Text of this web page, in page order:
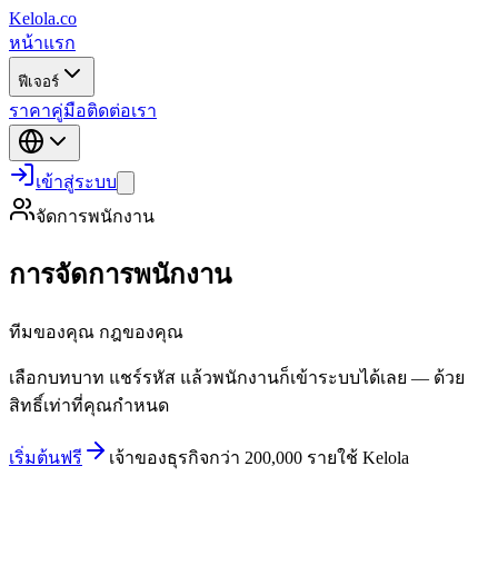
Kelola.co
หน้าแรก
ฟีเจอร์
ราคาคู่มือติดต่อเรา
เข้าสู่ระบบ
จัดการพนักงาน
การจัดการพนักงาน
ทีมของคุณ กฎของคุณ
เลือกบทบาท แชร์รหัส แล้วพนักงานก็เข้าระบบได้เลย — ด้วย
สิทธิ์เท่าที่คุณกำหนด
เริ่มต้นฟรี เจ้าของธุรกิจกว่า 200,000 รายใช้ Kelola